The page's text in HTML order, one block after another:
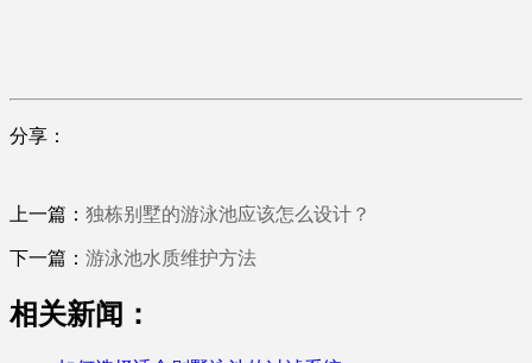
分享：
上一篇： 独栋别墅的游泳池应该怎么设计？
下一篇： 游泳池水质维护方法
相关新闻：